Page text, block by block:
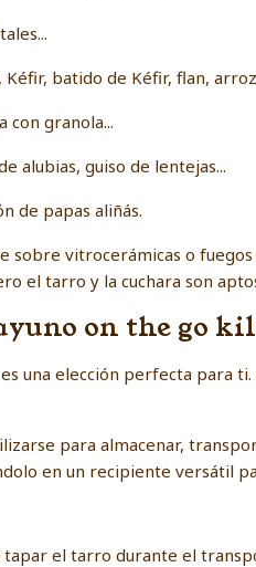
batido de Kéfir, flan,
con granola...
alubias, guiso de lentejas...
de papas aliñás.
vitrocerámicas o
el tarro y la cuchara son
on the go
una elección perfecta para
para almacenar,
en un recipiente versátil
tapar el tarro durante el